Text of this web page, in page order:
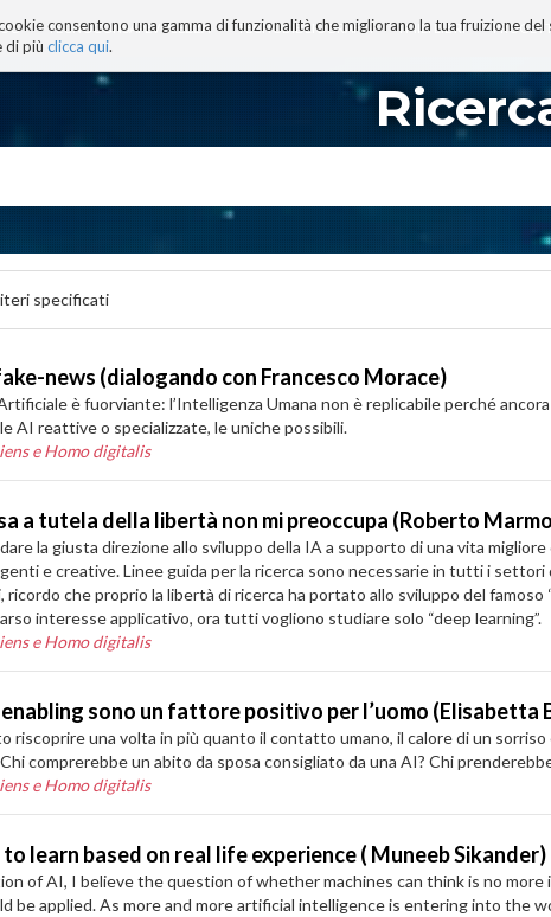
consentono una gamma di funzionalità che migliorano la tua fruizione
di più clicca qui.
TECNOCONSAPEVOLEZZA TECNOBIBLIOGRAFIA I MIEI LIBRI
specificati
news (dialogando con Francesco Morace)
è fuorviante: l’Intelligenza Umana non è replicabile perché
AI reattive o specializzate, le uniche possibili.
e Homo digitalis
a tutela della libertà non mi preoccupa (Roberto
la giusta direzione allo sviluppo della IA a supporto di una vita
e creative. Linee guida per la ricerca sono necessarie in tutti i settori
che proprio la libertà di ricerca ha portato allo sviluppo del
interesse applicativo, ora tutti vogliono studiare solo “deep learning”.
e Homo digitalis
sono un fattore positivo per l’uomo (Elisabetta
riscoprire una volta in più quanto il contatto umano, il calore di un
comprerebbe un abito da sposa consigliato da una AI? Chi
e Homo digitalis
learn based on real life experience ( Muneeb Sikander)
of AI, I believe the question of whether machines can think is no
be applied. As more and more artificial intelligence is entering into the